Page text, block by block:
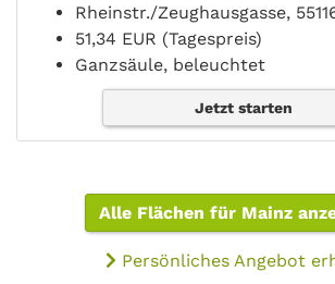
Rheinstr./Zeughausgasse,
51,34 EUR (Tagespreis)
Ganzsäule, beleuchtet
Jetzt starten
Alle Flächen für Mainz
Persönliches Angebot